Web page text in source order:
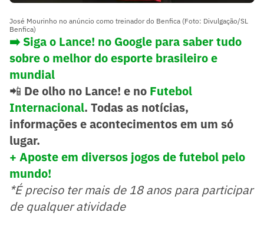
José Mourinho no anúncio como treinador do Benfica (Foto: Divulgação/SL
Benfica)
➡️ Siga o Lance! no Google para saber tudo
sobre o melhor do esporte brasileiro e
mundial
📲 De olho no Lance! e no Futebol
Internacional. Todas as notícias,
informações e acontecimentos em um só
lugar.
+ Aposte em diversos jogos de futebol pelo
mundo!
*É preciso ter mais de 18 anos para participar
de qualquer atividade